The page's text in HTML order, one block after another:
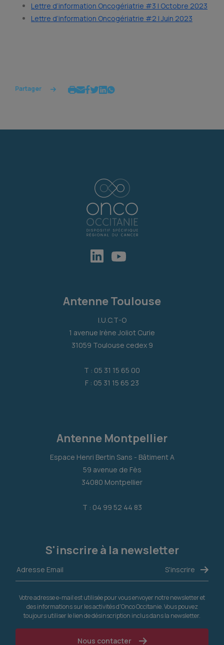
Lettre d’information Oncogériatrie #3 | Octobre 2023
Lettre d’information Oncogériatrie #2 | Juin 2023
Partager
Antenne Toulouse
I.U.C.T-O
1 avenue Irène Joliot Curie
31059 Toulouse cedex 9
T : 05 31 15 65 00
F : 05 31 15 65 23
Antenne Montpellier
Espace Henri Bertin Sans - Bâtiment A
59 avenue de Fès
34080 Montpellier
T : 04 99 52 44 83
S'inscrire à la newsletter
Votre adresse e-mail est utilisée pour vous envoyer notre newsletter et
des informations sur les activités d'Onco Occitanie. Vous pouvez
toujours utiliser le lien de désinscription inclus dans la newsletter.
Nous contacter